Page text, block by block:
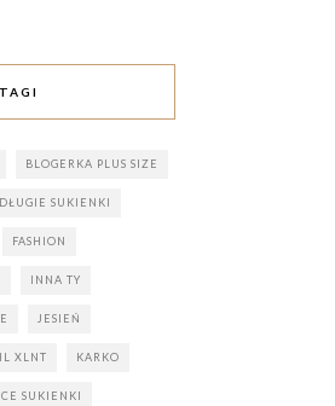
TAGI
BLOGERKA PLUS SIZE
DŁUGIE SUKIENKI
FASHION
INNA TY
JESIEŃ
XLNT KARKO
SUKIENKI